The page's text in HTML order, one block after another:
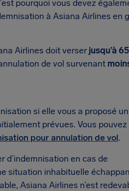
pourquoi vous devez
à Asiana Airlines en
Airlines doit verser jusqu’à
de vol survenant
si elle vous a proposé
prévues. Vous pouvez
pour annulation de vol.
d’indemnisation en cas de
situation inhabituelle
Asiana Airlines n’est